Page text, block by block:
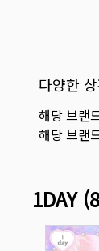
다양한
해당 브랜
해당 브랜
1DAY(8